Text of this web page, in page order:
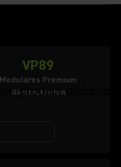
VP89
Modulares Premium
Richtmikrofon